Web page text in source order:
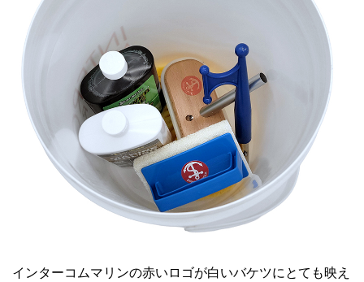
インターコムマリンの赤いロゴが白いバケツにとても映え